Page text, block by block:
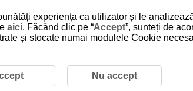
experiența ca utilizator și le
aici. Făcând clic pe “Accept”, sunteți de
și stocate numai modulele Cookie
Nu accept